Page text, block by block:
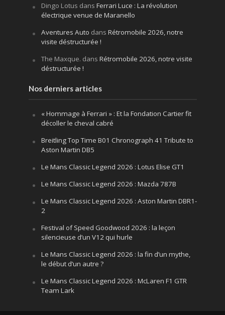
Dingo Lotus dans Ferrari Luce : La révolution
électrique venue de Maranello
Aventures Auto dans Rétromobile 2026, notre
visite déstructurée !
The Maxque. dans Rétromobile 2026, notre visite
déstructurée !
Nos derniers articles
« Hommage à Ferrari » : Et la Fondation Cartier fit
décoller le cheval cabré
Breitling Top Time B01 Chronograph 41 Tribute to
Aston Martin DB5
Le Mans Classic Legend 2026 : Lotus Elise GT1
Le Mans Classic Legend 2026 : Mazda 787B
Le Mans Classic Legend 2026 : Aston Martin DBR1-
2
Festival of Speed Goodwood 2026 : la leçon
silencieuse d’un V12 qui hurle
Le Mans Classic Legend 2026 : la fin d’un mythe,
le début d’un autre ?
Le Mans Classic Legend 2026 : McLaren F1 GTR
Team Lark